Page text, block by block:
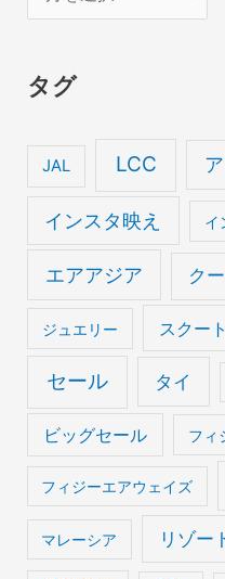
ー
イ
タグ
JAL LCC
インスタ映え イ
エアアジア ク
ジュエリー スクート
セール タイ
ビッグセール フィ
フィジーエアウェイズ
マレーシア リゾー